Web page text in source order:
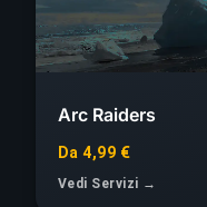
Arc Raiders
Da 4,99 €
Vedi Servizi →